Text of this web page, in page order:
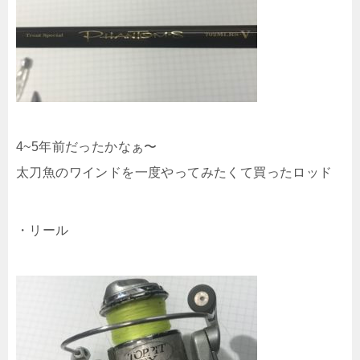
4~5年前だったかなぁ〜
太刀魚のワインドを一度やってみたくて買ったロッド
・リール